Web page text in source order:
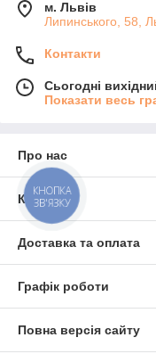
м. Львів
Липинського, 58,
Контакти
Сьогодні
Показати весь
Про нас
Контакти
Доставка та оплата
Графік роботи
Повна версія сайту
КНОПКА
ЗВ'ЯЗКУ